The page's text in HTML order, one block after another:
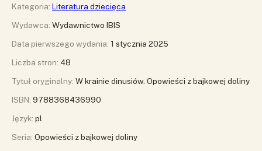
Kategoria: Literatura dziecięca
Wydawca: Wydawnictwo IBIS
Data pierwszego wydania: 1 stycznia 2025
Liczba stron: 48
Tytuł oryginalny: W krainie dinusiów. Opowieści z bajkowej doliny
ISBN: 9788368436990
Język: pl
Seria: Opowieści z bajkowej doliny